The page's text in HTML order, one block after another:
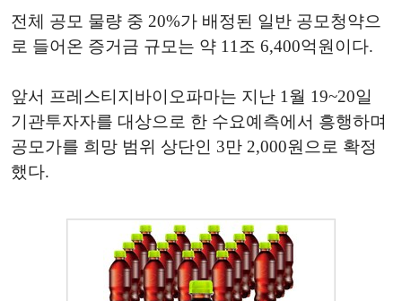
전체 공모 물량 중 20%가 배정된 일반 공모청약으
로 들어온 증거금 규모는 약 11조 6,400억원이다.
앞서 프레스티지바이오파마는 지난 1월 19~20일
기관투자자를 대상으로 한 수요예측에서 흥행하며
공모가를 희망 범위 상단인 3만 2,000원으로 확정
했다.